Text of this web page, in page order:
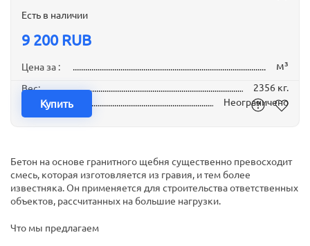
Есть в наличии
9 200 RUB
Цена за : м³
Вес:
2356 кг.
Наличие:
Неограничено
Купить
Бетон на основе гранитного щебня существенно превосходит
смесь, которая изготовляется из гравия, и тем более
известняка. Он применяется для строительства ответственных
объектов, рассчитанных на большие нагрузки.
Что мы предлагаем